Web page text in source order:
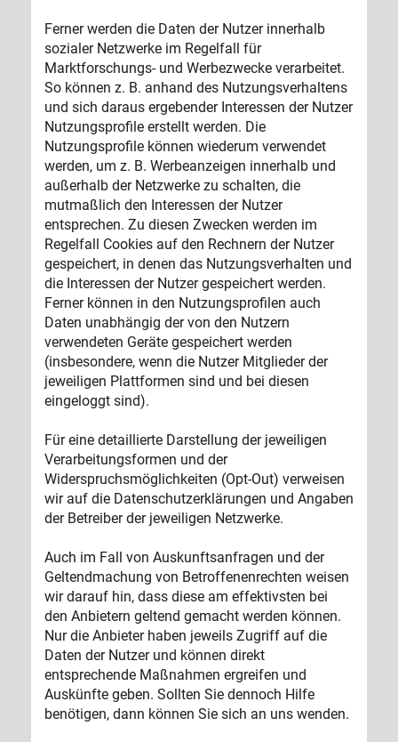
Ferner werden die Daten der Nutzer innerhalb
sozialer Netzwerke im Regelfall für
Marktforschungs- und Werbezwecke verarbeitet.
So können z. B. anhand des Nutzungsverhaltens
und sich daraus ergebender Interessen der Nutzer
Nutzungsprofile erstellt werden. Die
Nutzungsprofile können wiederum verwendet
werden, um z. B. Werbeanzeigen innerhalb und
außerhalb der Netzwerke zu schalten, die
mutmaßlich den Interessen der Nutzer
entsprechen. Zu diesen Zwecken werden im
Regelfall Cookies auf den Rechnern der Nutzer
gespeichert, in denen das Nutzungsverhalten und
die Interessen der Nutzer gespeichert werden.
Ferner können in den Nutzungsprofilen auch
Daten unabhängig der von den Nutzern
verwendeten Geräte gespeichert werden
(insbesondere, wenn die Nutzer Mitglieder der
jeweiligen Plattformen sind und bei diesen
eingeloggt sind).
Für eine detaillierte Darstellung der jeweiligen
Verarbeitungsformen und der
Widerspruchsmöglichkeiten (Opt-Out) verweisen
wir auf die Datenschutzerklärungen und Angaben
der Betreiber der jeweiligen Netzwerke.
Auch im Fall von Auskunftsanfragen und der
Geltendmachung von Betroffenenrechten weisen
wir darauf hin, dass diese am effektivsten bei
den Anbietern geltend gemacht werden können.
Nur die Anbieter haben jeweils Zugriff auf die
Daten der Nutzer und können direkt
entsprechende Maßnahmen ergreifen und
Auskünfte geben. Sollten Sie dennoch Hilfe
benötigen, dann können Sie sich an uns wenden.